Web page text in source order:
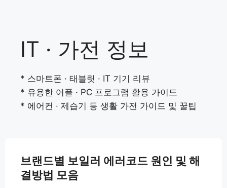
IT · 가전 정보
* 스마트폰 · 태블릿 · IT 기기 리뷰
* 유용한 어플 · PC 프로그램 활용 가이드
* 에어컨 · 제습기 등 생활 가전 가이드 및 꿀팁
브랜드별 보일러 에러코드 원인 및 해
결방법 모음